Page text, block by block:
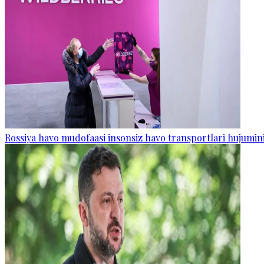
Rossiya havo mudofaasi insonsiz havo transportlari